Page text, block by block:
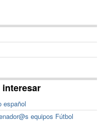
interesar
español
equipos Fútbol